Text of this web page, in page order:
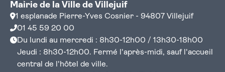
Mairie de la Ville de Villejuif
1 esplanade Pierre-Yves Cosnier - 94807 Villejuif
01 45 59 20 00
Du lundi au mercredi : 8h30-12h00 / 13h30-18h00
Jeudi : 8h30-12h00. Fermé l'après-midi, sauf l'accueil
central de l'hôtel de ville.